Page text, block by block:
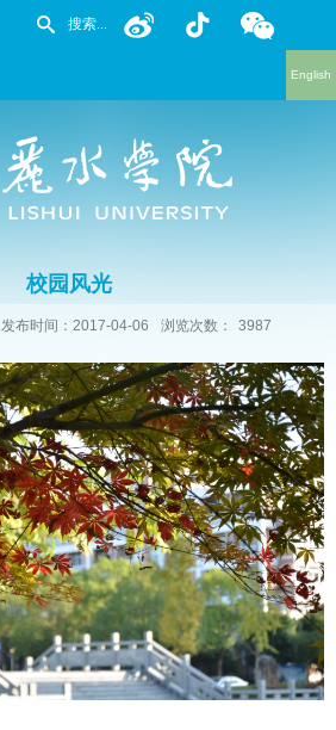
English
校园风光
发布时间：2017-04-06 浏览次数： 3987